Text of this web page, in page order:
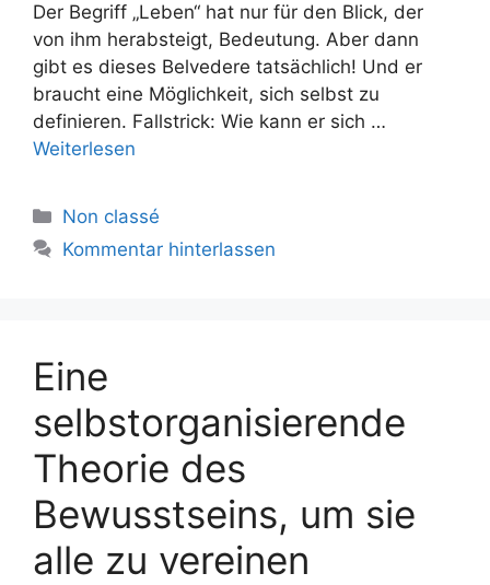
Der Begriff „Leben“ hat nur für den Blick, der
von ihm herabsteigt, Bedeutung. Aber dann
gibt es dieses Belvedere tatsächlich! Und er
braucht eine Möglichkeit, sich selbst zu
definieren. Fallstrick: Wie kann er sich …
Weiterlesen
Kategorien
Non classé
Kommentar hinterlassen
Eine
selbstorganisierende
Theorie des
Bewusstseins, um sie
alle zu vereinen